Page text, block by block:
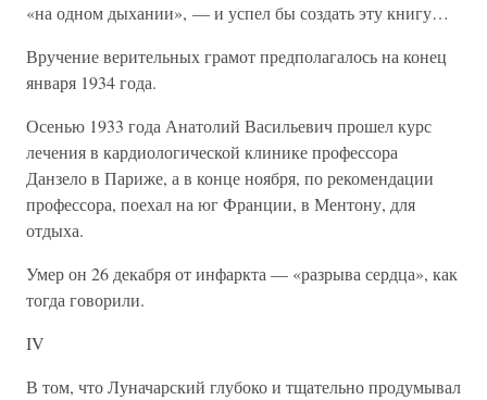
«на одном дыхании», — и успел бы создать эту книгу…
Вручение верительных грамот предполагалось на конец
января 1934 года.
Осенью 1933 года Анатолий Васильевич прошел курс
лечения в кардиологической клинике профессора
Данзело в Париже, а в конце ноября, по рекомендации
профессора, поехал на юг Франции, в Ментону, для
отдыха.
Умер он 26 декабря от инфаркта — «разрыва сердца», как
тогда говорили.
IV
В том, что Луначарский глубоко и тщательно продумывал